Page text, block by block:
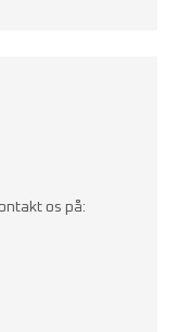
os på: